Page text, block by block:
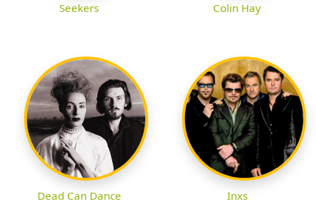
Seekers Colin Hay
Dead Can Dance Inxs